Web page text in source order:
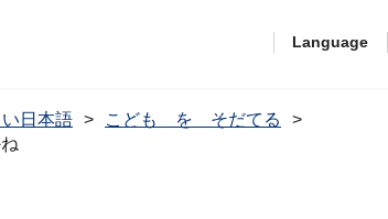
Language
日本語
こども を そだてる